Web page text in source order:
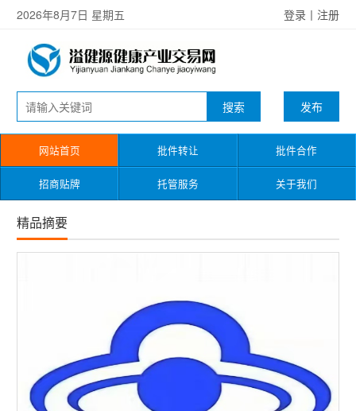
2026年8月7日 星期五 登录 丨 注册
发布
网站首页 批件转让 批件合作
招商贴牌 托管服务 关于我们
精品摘要